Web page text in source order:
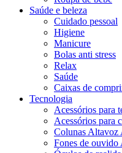
Saúde e beleza
Cuidado pessoal
Higiene
Manicure
Bolas anti stress
Relax
Saúde
Caixas de
Tecnologia
Acessórios para
Acessórios para
Colunas Altavoz
Fones de ouvido